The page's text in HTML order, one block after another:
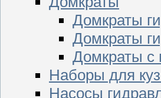
Домкраты
Домкраты
Домкраты с
Наборы для
Насосы